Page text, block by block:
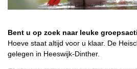
Bent u op zoek naar leuke
Hoeve staat altijd voor u klaar. De
gelegen in Heeswijk-Dinther.